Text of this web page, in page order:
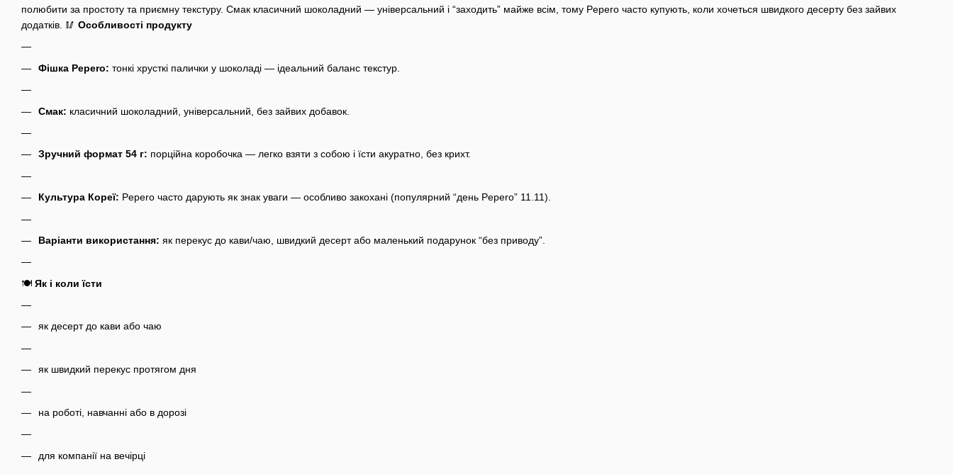
полюбити за простоту та приємну текстуру. Смак класичний шоколадний — універсальний і “заходить” майже всім, тому Pepero часто купують, коли хочеться швидкого десерту без зайвих
додатків. 🥢 Особливості продукту
Фішка Pepero: тонкі хрусткі палички у шоколаді — ідеальний баланс текстур.
Смак: класичний шоколадний, універсальний, без зайвих добавок.
Зручний формат 54 г: порційна коробочка — легко взяти з собою і їсти акуратно, без крихт.
Культура Кореї: Pepero часто дарують як знак уваги — особливо закохані (популярний “день Pepero” 11.11).
Варіанти використання: як перекус до кави/чаю, швидкий десерт або маленький подарунок “без приводу”.
🍽️ Як і коли їсти
як десерт до кави або чаю
як швидкий перекус протягом дня
на роботі, навчанні або в дорозі
для компанії на вечірці